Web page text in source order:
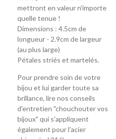
mettront en valeur n'importe
quelle tenue !
Dimensions : 4.5cm de
longueur - 2.9cm de largeur
(au plus large)
Pétales striés et martelés.
Pour prendre soin de votre
bijou et lui garder toute sa
brillance, lire nos conseils
d'entretien "chouchouter vos
bijoux" qui s'appliquent
également pour l'acier